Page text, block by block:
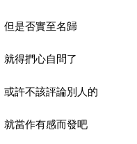
但是否實至名歸
就得捫心自問了
或許不該評論別人的
就當作有感而發吧